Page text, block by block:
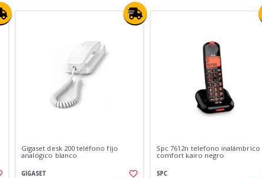
Gigaset desk 200 teléfono fijo
analógico blanco
GIGASET
Spc 7612n telefono inalámbrico
comfort kairo negro
SPC